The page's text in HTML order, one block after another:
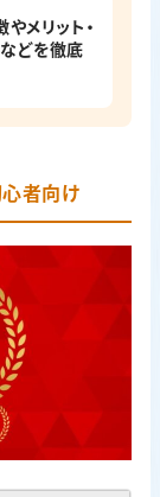
メリット・
などを徹底
者向け